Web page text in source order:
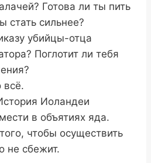
Готова ли ты пить
стать сильнее?
убийцы-отца
Поглотит ли тебя
всё.
Иоландеи
в объятиях яда.
чтобы осуществить
не сбежит.